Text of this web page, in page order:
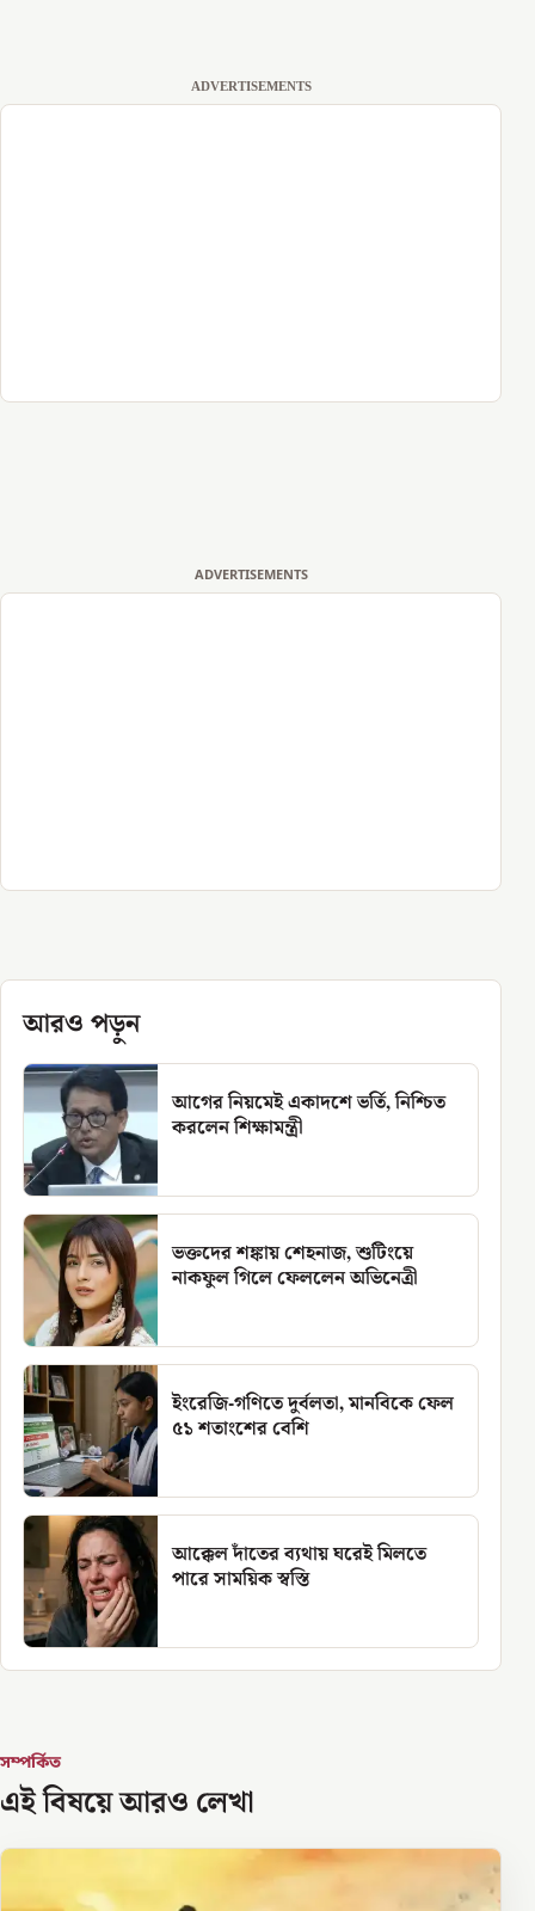
ADVERTISEMENTS
ADVERTISEMENTS
আরও পড়ুন
আগের নিয়মেই একাদশে ভর্তি, নিশ্চিত
করলেন শিক্ষামন্ত্রী
ভক্তদের শঙ্কায় শেহনাজ, শুটিংয়ে
নাকফুল গিলে ফেললেন অভিনেত্রী
ইংরেজি-গণিতে দুর্বলতা, মানবিকে ফেল
৫১ শতাংশের বেশি
আক্কেল দাঁতের ব্যথায় ঘরেই মিলতে
পারে সাময়িক স্বস্তি
সম্পর্কিত
এই বিষয়ে আরও লেখা